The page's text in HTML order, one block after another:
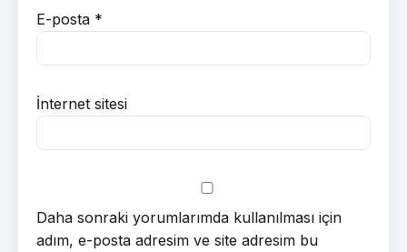
E-posta *
İnternet sitesi
Daha sonraki yorumlarımda kullanılması için
adım, e-posta adresim ve site adresim bu